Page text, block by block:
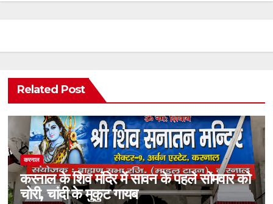
Related Post
करनाल
करनाल के शिव मंदिर में सावन के पहले सोमवार को
चोरी, चांदी के मुकुट गायब